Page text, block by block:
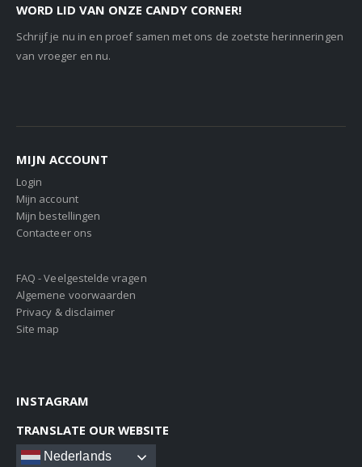
WORD LID VAN ONZE CANDY CORNER!
Schrijf je nu in en proef samen met ons de zoetste herinneringen
van vroeger en nu.
MIJN ACCOUNT
Login
Mijn account
Mijn bestellingen
Contacteer ons
FAQ - Veelgestelde vragen
Algemene voorwaarden
Privacy & disclaimer
Site map
INSTAGRAM
TRANSLATE OUR WEBSITE
Nederlands